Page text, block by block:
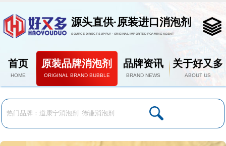
源头直供·原装进口消泡剂
SOURCE DIRECT SUPPLY · ORIGINAL IMPORTED FOAMING AGENT
首页
HOME
原装品牌消泡剂
ORIGINAL BRAND BUBBLE
品牌资讯
BRAND NEWS
关于好又多
ABOUT US